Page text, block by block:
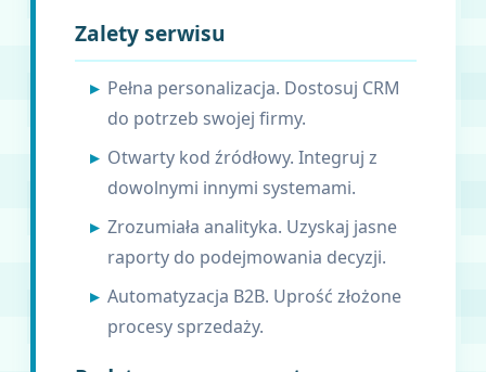
Zalety serwisu
Pełna personalizacja. Dostosuj CRM
do potrzeb swojej firmy.
Otwarty kod źródłowy. Integruj z
dowolnymi innymi systemami.
Zrozumiała analityka. Uzyskaj jasne
raporty do podejmowania decyzji.
Automatyzacja B2B. Uprość złożone
procesy sprzedaży.